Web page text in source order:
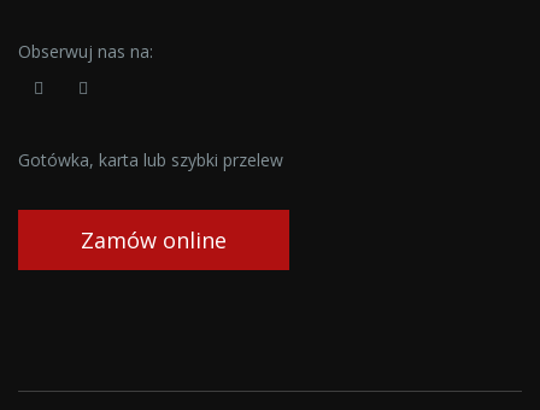
Obserwuj nas na:
Gotówka, karta lub szybki przelew
Zamów online